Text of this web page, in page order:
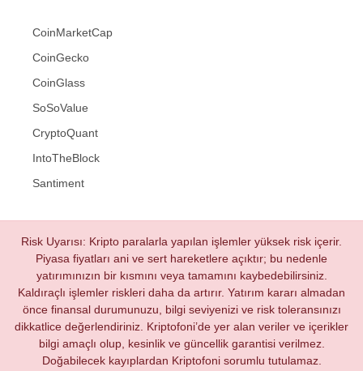
CoinMarketCap
CoinGecko
CoinGlass
SoSoValue
CryptoQuant
IntoTheBlock
Santiment
Risk Uyarısı: Kripto paralarla yapılan işlemler yüksek risk içerir.
Piyasa fiyatları ani ve sert hareketlere açıktır; bu nedenle
yatırımınızın bir kısmını veya tamamını kaybedebilirsiniz.
Kaldıraçlı işlemler riskleri daha da artırır. Yatırım kararı almadan
önce finansal durumunuzu, bilgi seviyenizi ve risk toleransınızı
dikkatlice değerlendiriniz. Kriptofoni’de yer alan veriler ve içerikler
bilgi amaçlı olup, kesinlik ve güncellik garantisi verilmez.
Doğabilecek kayıplardan Kriptofoni sorumlu tutulamaz.